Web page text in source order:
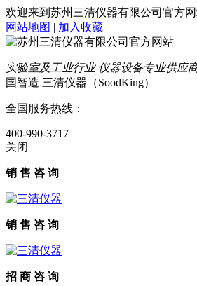
欢迎来到苏州三清仪器有限公司官方网
网站地图 | 加入收藏
实验室及工业行业 仪器设备专业供应
国智造 三清仪器（SoodKing）
全国服务热线：
400-990-3717
关闭
销 售 咨 询
销 售 咨 询
招 商 咨 询